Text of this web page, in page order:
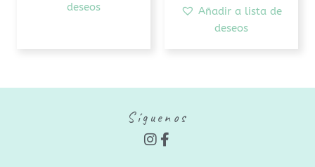
deseos
Añadir a lista de
deseos
Síguenos
I
n
F
a